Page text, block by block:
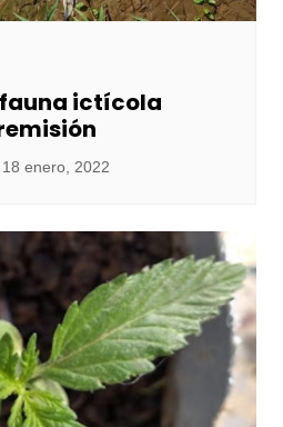
fauna ictícola
18 enero, 2022